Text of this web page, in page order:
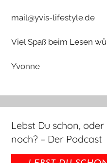
mail@yvis-lifestyle.de
Viel Spaß beim Lesen
Yvonne
Lebst Du schon,
noch? – Der Podcast